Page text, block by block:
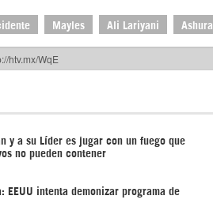
Mayles Ali Lariyani Ashura
y a su Líder es jugar con un fuego que
no pueden contener
EEUU intenta demonizar programa de